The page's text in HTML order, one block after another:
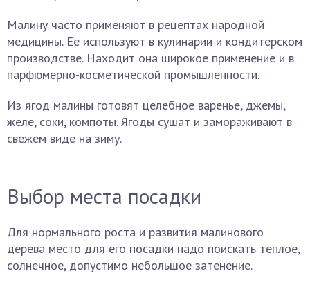
Малину часто применяют в рецептах народной
медицины. Ее используют в кулинарии и кондитерском
производстве. Находит она широкое применение и в
парфюмерно-косметической промышленности.
Из ягод малины готовят целебное варенье, джемы,
желе, соки, компоты. Ягоды сушат и замораживают в
свежем виде на зиму.
Выбор места посадки
Для нормального роста и развития малинового
дерева место для его посадки надо поискать теплое,
солнечное, допустимо небольшое затенение.